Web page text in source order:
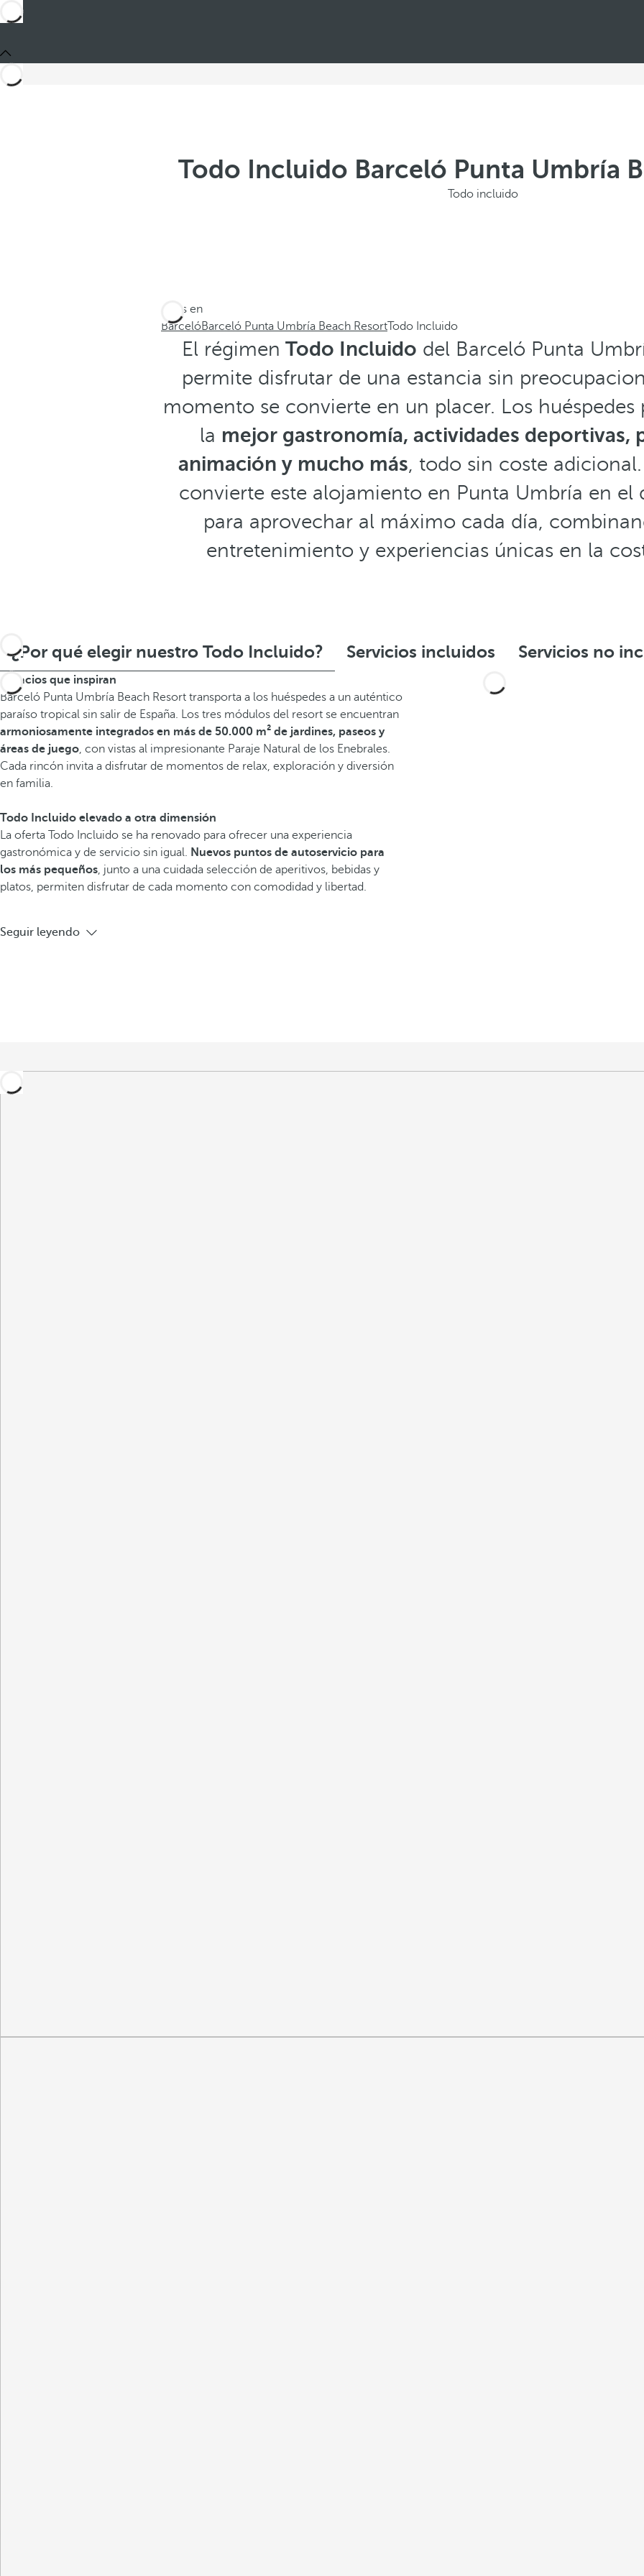
Todo Incluido Barceló Punta Umbría
Todo incluido
Estás en
BarcelóBarceló Punta Umbría Beach ResortTodo Incluido
El régimen Todo Incluido del Barceló Punta
permite disfrutar de una estancia sin
momento se convierte en un placer. Los huéspedes
la mejor gastronomía, actividades deportivas,
animación y mucho más, todo sin coste
convierte este alojamiento en Punta Umbría en el
para aprovechar al máximo cada día,
entretenimiento y experiencias únicas en la
¿Por qué elegir nuestro Todo Incluido? Servicios incluidos Servicios no
Espacios que inspiran
Barceló Punta Umbría Beach Resort transporta a los huéspedes a un auténtico
paraíso tropical sin salir de España. Los tres módulos del resort se encuentran
armoniosamente integrados en más de 50.000 m² de jardines, paseos y
áreas de juego, con vistas al impresionante Paraje Natural de los Enebrales.
Cada rincón invita a disfrutar de momentos de relax, exploración y diversión
en familia.
Todo Incluido elevado a otra dimensión
La oferta Todo Incluido se ha renovado para ofrecer una experiencia
gastronómica y de servicio sin igual. Nuevos puntos de autoservicio para
los más pequeños, junto a una cuidada selección de aperitivos, bebidas y
platos, permiten disfrutar de cada momento con comodidad y libertad.
Seguir leyendo